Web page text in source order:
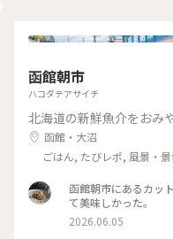
函館朝市
ハコダテアサイチ
北海道の新鮮魚介をおみ
函館・大沼
ごはん, たびレポ, 風景・
函館朝市にあるカッ
て美味しかった。
2026.06.05